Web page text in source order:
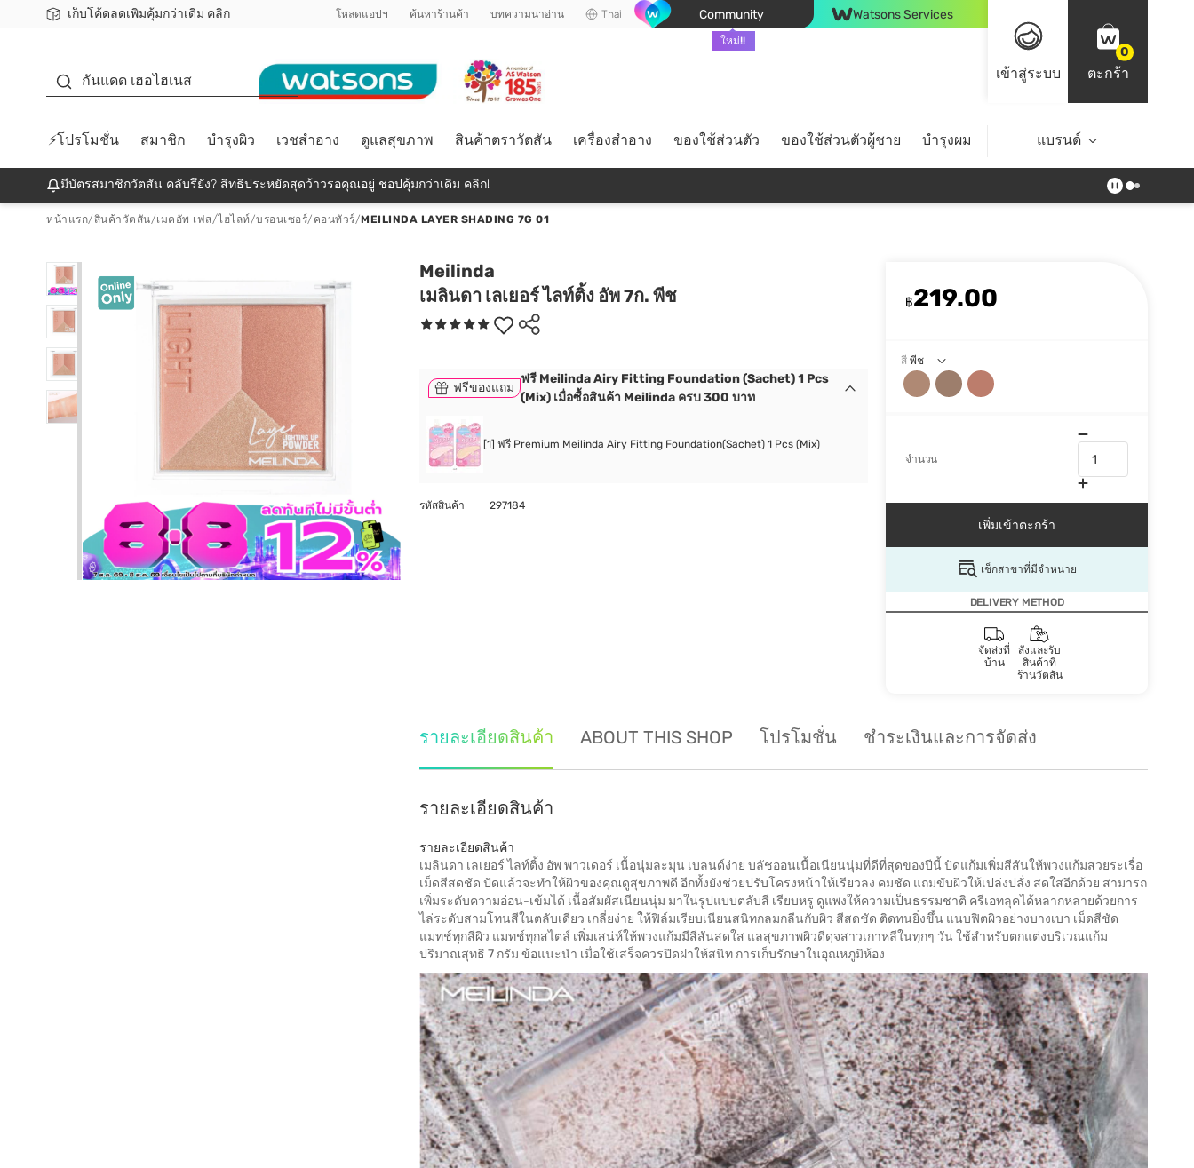
เก็บโค้ดลดเพิ่มคุ้มกว่าเดิม คลิก
ชอปออนไลน์ครั้งแรก ลดเพิ่มจุก ๆ 10%! 🎉
📦ส่งฟรี! เมื่อชอป 499฿
สมาชิกวัตสัน คลับดียังไง? โหลดแอปฯ ค้นหาร้านค้า บทความน่าอ่าน Thai Community
ใหม่!!
Watsons Services
เข้าสู่ระบบ
0
ตะกร้า
กันแดด เฮอไฮเนส
⚡โปรโมชั่น สมาชิก บำรุงผิว เวชสำอาง ดูแลสุขภาพ สินค้าตราวัตสัน เครื่องสำอาง ของใช้ส่วนตัว ของใช้ส่วนตัวผู้ชาย บำรุงผม ไลฟ์สไตล์ Top Brands
แบรนด์
มีบัตรสมาชิกวัตสัน คลับรึยัง? สิทธิประหยัดสุดว้าวรอคุณอยู่ ชอปคุ้มกว่าเดิม คลิก!
หน้าแรก/สินค้าวัตสัน/เมคอัพ เฟส/ไฮไลท์/บรอนเซอร์/คอนทัวร์/MEILINDA LAYER SHADING 7G 01
Meilinda
เมลินดา เลเยอร์ ไลท์ติ้ง อัพ 7ก. พีช
฿219.00
สี พีช
จำนวน
เพิ่มเข้าตะกร้า
เช็กสาขาที่มีจำหน่าย
DELIVERY METHOD
จัดส่งที่
บ้าน
สั่งและรับ
สินค้าที่
ร้านวัตสัน
ฟรีของแถม
ฟรี Meilinda Airy Fitting Foundation (Sachet) 1 Pcs
(Mix) เมื่อซื้อสินค้า Meilinda ครบ 300 บาท
[1] ฟรี Premium Meilinda Airy Fitting Foundation(Sachet) 1 Pcs (Mix)
รหัสสินค้า 297184
รายละเอียดสินค้า ABOUT THIS SHOP โปรโมชั่น ชำระเงินและการจัดส่ง
รายละเอียดสินค้า
รายละเอียดสินค้า
เมลินดา เลเยอร์ ไลท์ติ้ง อัพ พาวเดอร์ เนื้อนุ่มละมุน เบลนด์ง่าย บลัชออนเนื้อเนียนนุ่มที่ดีที่สุดของปีนี้ ปัดแก้มเพิ่มสีสันให้พวงแก้มสวยระเรื่อ
เม็ดสีสดชัด ปัดแล้วจะทำให้ผิวของคุณดูสุขภาพดี อีกทั้งยังช่วยปรับโครงหน้าให้เรียวลง คมชัด แถมขับผิวให้เปล่งปลั่ง สดใสอีกด้วย สามารถ
เพิ่มระดับความอ่อน-เข้มได้ เนื้อสัมผัสเนียนนุ่ม มาในรูปแบบตลับสี เรียบหรู ดูแพงให้ความเป็นธรรมชาติ ครีเอทลุคได้หลากหลายด้วยการ
ไล่ระดับสามโทนสีในตลับเดียว เกลี่ยง่าย ให้ฟิล์มเรียบเนียนสนิทกลมกลืนกับผิว สีสดชัด ติดทนยิ่งขึ้น แนบฟิตผิวอย่างบางเบา เม็ดสีชัด
แมทช์ทุกสีผิว แมทช์ทุกสไตล์ เพิ่มเสน่ห์ให้พวงแก้มมีสีสันสดใส แลสุขภาพผิวดีดุจสาวเกาหลีในทุกๆ วัน ใช้สำหรับตกแต่งบริเวณแก้ม
ปริมาณสุทธิ 7 กรัม ข้อแนะนำ เมื่อใช้เสร็จควรปิดฝาให้สนิท การเก็บรักษาในอุณหภูมิห้อง